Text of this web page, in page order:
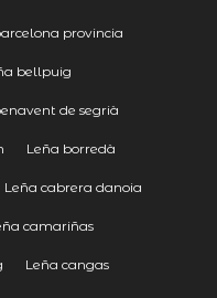
provincia
bellpuig
de segrià
Leña borredà
Leña cabrera danoia
camariñas
Leña cangas